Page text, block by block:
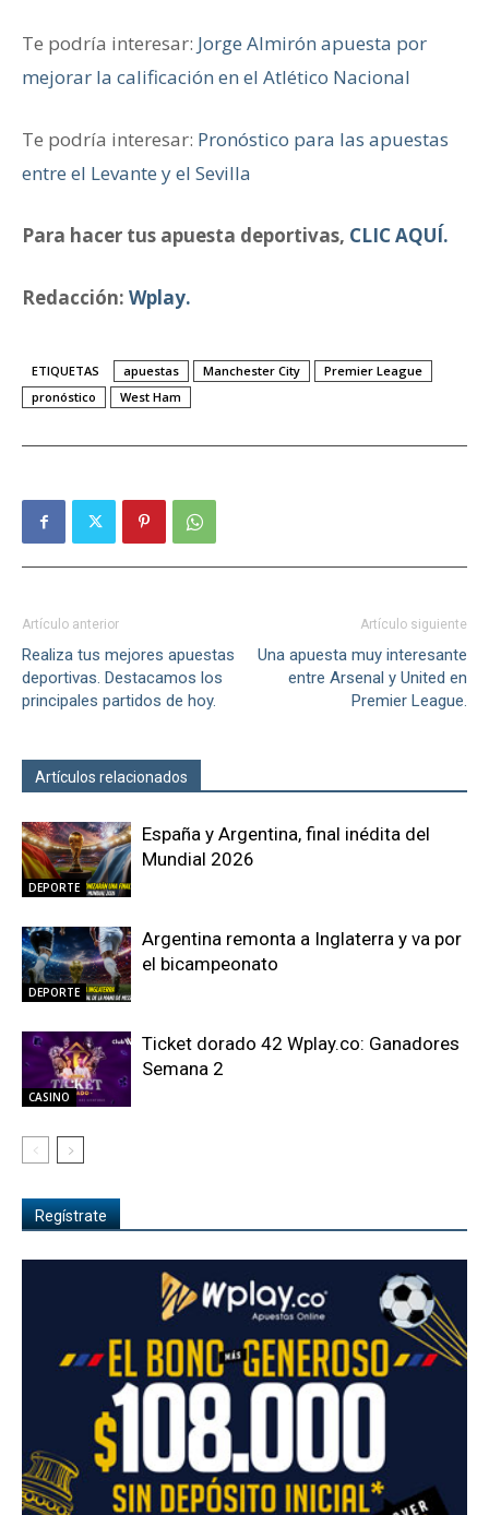
Te podría interesar: Jorge Almirón apuesta por
mejorar la calificación en el Atlético Nacional
Te podría interesar: Pronóstico para las apuestas
entre el Levante y el Sevilla
Para hacer tus apuesta deportivas, CLIC AQUÍ.
Redacción: Wplay.
ETIQUETAS apuestas Manchester City
Premier League
pronóstico
West Ham
Artículo anterior
Realiza tus mejores apuestas
deportivas. Destacamos los
principales partidos de hoy.
Artículo siguiente
Una apuesta muy interesante
entre Arsenal y United en
Premier League.
Artículos relacionados
DEPORTE
España y Argentina, final inédita del
Mundial 2026
DEPORTE
Argentina remonta a Inglaterra y va por
el bicampeonato
CASINO
Ticket dorado 42 Wplay.co: Ganadores
Semana 2
Regístrate